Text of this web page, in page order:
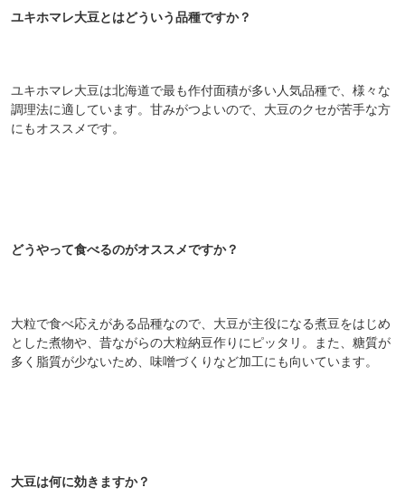
ユキホマレ大豆とはどういう品種ですか？
ユキホマレ大豆は北海道で最も作付面積が多い人気品種で、様々な
調理法に適しています。甘みがつよいので、大豆のクセが苦手な方
にもオススメです。
どうやって食べるのがオススメですか？
大粒で食べ応えがある品種なので、大豆が主役になる煮豆をはじめ
とした煮物や、昔ながらの大粒納豆作りにピッタリ。また、糖質が
多く脂質が少ないため、味噌づくりなど加工にも向いています。
大豆は何に効きますか？